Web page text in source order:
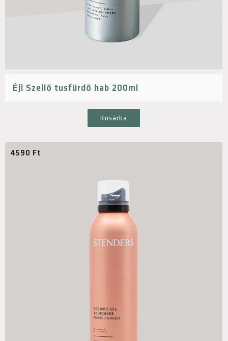
Éji Szellő tusfürdő hab 200ml
Kosárba
4590 Ft